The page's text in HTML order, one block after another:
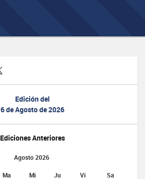
Edición del
6 de Agosto de 2026
Ediciones Anteriores
Agosto 2026
Ma Mi Ju Vi Sa